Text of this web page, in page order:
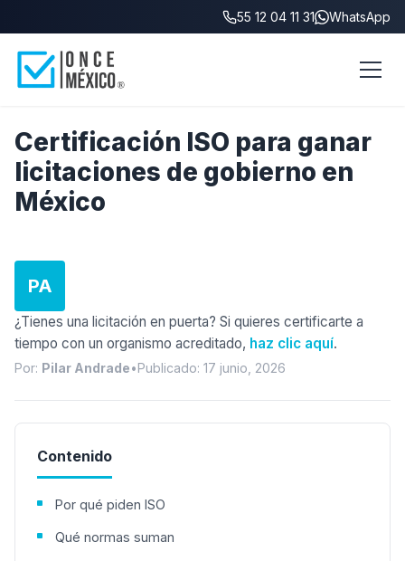
55 12 04 11 31 WhatsApp
Certificación ISO para ganar
licitaciones de gobierno en
México
PA
¿Tienes una licitación en puerta? Si quieres certificarte a
tiempo con un organismo acreditado, haz clic aquí.
Por: Pilar Andrade•Publicado: 17 junio, 2026
Contenido
Por qué piden ISO
Qué normas suman